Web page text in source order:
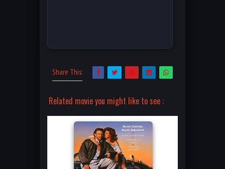
Share This:
Related movie you might like to see :